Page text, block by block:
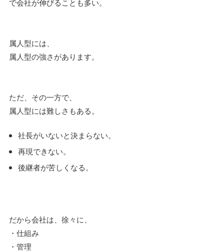
で会社が伸びることも多い。
属人型には、
属人型の強さがあります。
ただ、その一方で、
属人型には難しさもある。
社長がいないと決まらない。
再現できない。
後継者が苦しくなる。
だから会社は、徐々に、
・仕組み
・管理